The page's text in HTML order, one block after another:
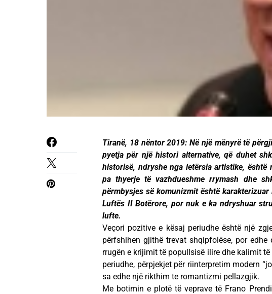
Tiranë, 18 nëntor 2019: Në një mënyrë të
pyetja për një histori alternative, që duhet
historisë, ndryshe nga letërsia artistike,
pa thyerje të vazhdueshme rrymash dhe
përmbysjes së komunizmit është
Luftës II Botërore, por nuk e ka ndryshuar
lufte.
Veçori pozitive e kësaj periudhe është një
përfshihen gjithë trevat shqipfolëse, por
rrugën e krijimit të popullsisë ilire dhe kalimit
periudhe, përpjekjet për riinterpretim modern
sa edhe një rikthim te romantizmi pellazgjik.
Me botimin e plotë të veprave të Frano